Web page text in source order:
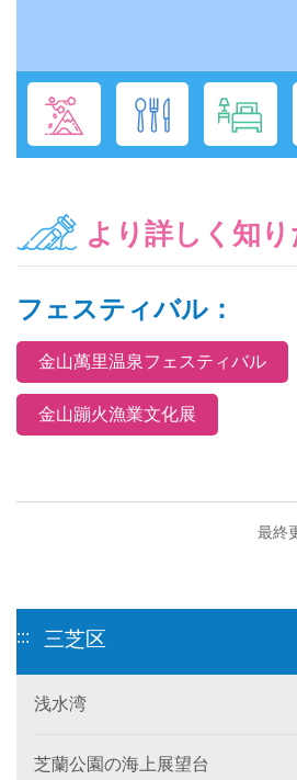
より詳しく知
フェスティバル：
金山萬里温泉フェスティバル
金山蹦火漁業文化展
最終
::: 三芝区
浅水湾
芝蘭公園の海上展望台